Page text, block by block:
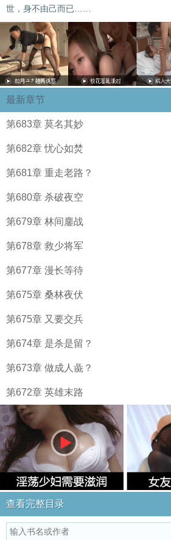
世，身不由己而已……
最新章节
第683章 莫名其妙
第682章 忧心如焚
第681章 重走老路？
第680章 杀破夜空
第679章 林间鏖战
第678章 救少将军
第677章 漫长等待
第675章 桑林夜伏
第675章 又要交兵
第674章 是杀是留？
第673章 做成人彘？
第672章 英雄末路
查看完整目录